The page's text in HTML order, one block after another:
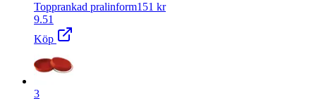
Topprankad pralinform151 kr
9.51
Köp
3